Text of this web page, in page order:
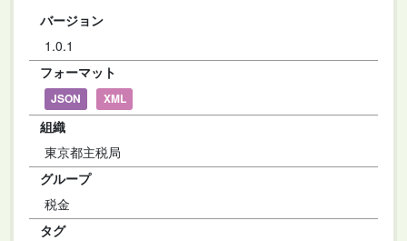
バージョン
1.0.1
フォーマット
JSON XML
組織
東京都主税局
グループ
税金
タグ